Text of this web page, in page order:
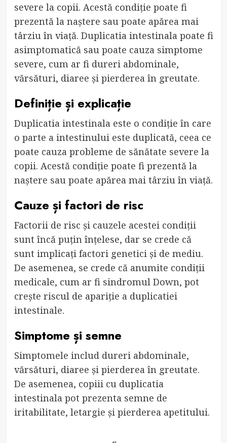
severe la copii. Acestă condiție poate fi
prezentă la naștere sau poate apărea mai
târziu în viață. Duplicatia intestinala poate fi
asimptomatică sau poate cauza simptome
severe, cum ar fi dureri abdominale,
vărsături, diaree și pierderea în greutate.
Definiție și explicație
Duplicatia intestinala este o condiție în care
o parte a intestinului este duplicată, ceea ce
poate cauza probleme de sănătate severe la
copii. Acestă condiție poate fi prezentă la
naștere sau poate apărea mai târziu în viață.
Cauze și factori de risc
Factorii de risc și cauzele acestei condiții
sunt încă puțin înțelese, dar se crede că
sunt implicați factori genetici și de mediu.
De asemenea, se crede că anumite condiții
medicale, cum ar fi sindromul Down, pot
crește riscul de apariție a duplicatiei
intestinale.
Simptome și semne
Simptomele includ dureri abdominale,
vărsături, diaree și pierderea în greutate.
De asemenea, copiii cu duplicatia
intestinala pot prezenta semne de
iritabilitate, letargie și pierderea apetitului.